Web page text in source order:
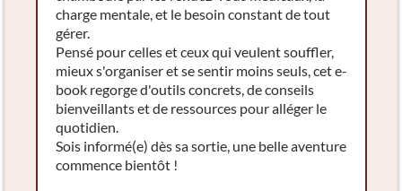
charge mentale, et le besoin constant de tout
gérer.
Pensé pour celles et ceux qui veulent souffler,
mieux s'organiser et se sentir moins seuls, cet e-
book regorge d'outils concrets, de conseils
bienveillants et de ressources pour alléger le
quotidien.
Sois informé(e) dès sa sortie, une belle aventure
commence bientôt !